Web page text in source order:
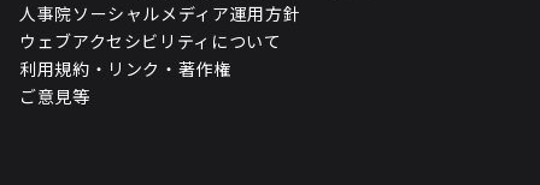
人事院ソーシャルメディア運用方針
ウェブアクセシビリティについて
利用規約・リンク・著作権
ご意見等